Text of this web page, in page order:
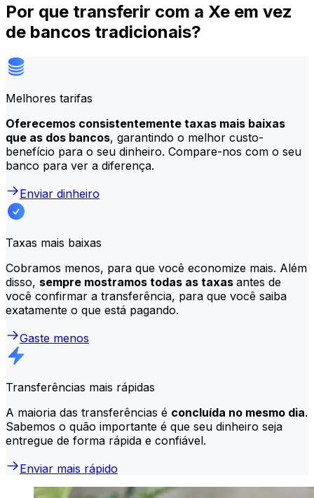
Por que transferir com a Xe em vez
de bancos tradicionais?
Melhores tarifas
Oferecemos consistentemente taxas mais baixas
que as dos bancos, garantindo o melhor custo-
benefício para o seu dinheiro. Compare-nos com o seu
banco para ver a diferença.
Enviar dinheiro
Taxas mais baixas
Cobramos menos, para que você economize mais. Além
disso, sempre mostramos todas as taxas antes de
você confirmar a transferência, para que você saiba
exatamente o que está pagando.
Gaste menos
Transferências mais rápidas
A maioria das transferências é concluída no mesmo dia.
Sabemos o quão importante é que seu dinheiro seja
entregue de forma rápida e confiável.
Enviar mais rápido